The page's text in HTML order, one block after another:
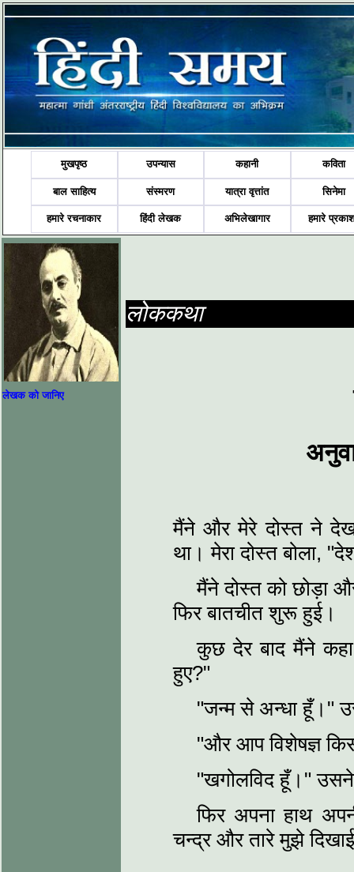
मुखपृष्ठ उपन्यास कहानी कविता
बाल साहित्य संस्मरण यात्रा वृत्तांत सिनेमा
हमारे रचनाकार हिंदी लेखक अभिलेखागार हमारे
लेखक को जानिए
लोककथा
मैंने और मेरे दोस्त ने
था। मेरा दोस्त बोला,
मैंने दोस्त को छोड़ा
फिर बातचीत शुरू हुई।
कुछ देर बाद मैंने
हुए?"
"जन्म से अन्धा हूँ।"
"और आप विशेषज्ञ
"खगोलविद हूँ।"
फिर अपना हाथ
चन्द्र और तारे मुझे